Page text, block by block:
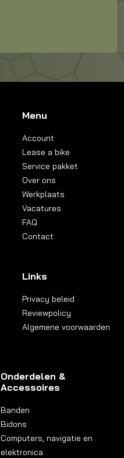
Menu
Account
Lease a bike
Service pakket
Over ons
Werkplaats
Vacatures
FAQ
Contact
Links
Privacy beleid
Reviewpolicy
Algemene voorwaarden
Onderdelen &
Accessoires
Banden
Bidons
Computers, navigatie en
elektronica